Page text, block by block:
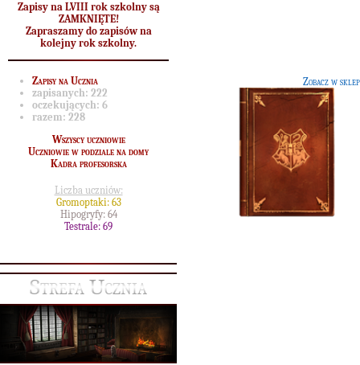
Zapisy na LVIII rok szkolny są
ZAMKNIĘTE!
Zapraszamy do zapisów na
kolejny rok szkolny.
Zapisy na Ucznia
zapisanych: 222
oczekujących: 6
razem: 228
Wszyscy uczniowie
Uczniowie w podziale na domy
Kadra profesorska
Liczba uczniów:
Gromoptaki: 63
Hipogryfy: 64
Testrale: 69
Strefa Ucznia
Zobacz w